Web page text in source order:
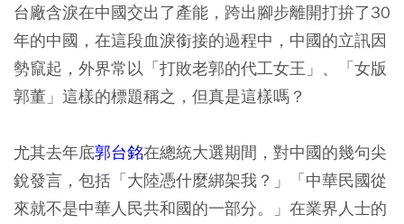
台廠含淚在中國交出了產能，跨出腳步離開打拚了30
年的中國，在這段血淚銜接的過程中，中國的立訊因
勢竄起，外界常以「打敗老郭的代工女王」、「女版
郭董」這樣的標題稱之，但真是這樣嗎？
尤其去年底郭台銘在總統大選期間，對中國的幾句尖
銳發言，包括「大陸憑什麼綁架我？」「中華民國從
來就不是中華人民共和國的一部分。」在業界人士的